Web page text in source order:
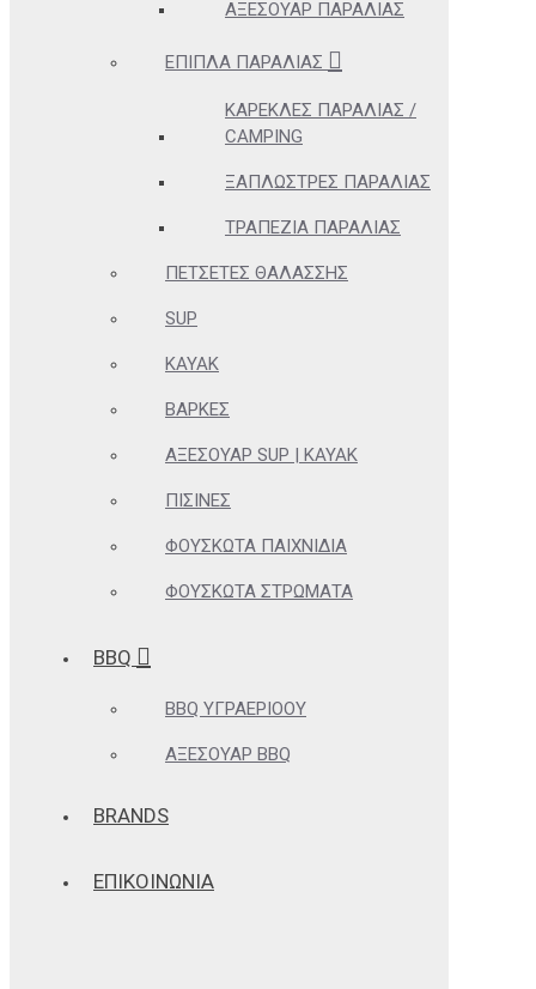
ΑΞΕΣΟΥΆΡ ΠΑΡΑΛΊΑΣ
ΈΠΙΠΛΑ ΠΑΡΑΛΊΑΣ
ΚΑΡΈΚΛΕΣ ΠΑΡΑΛΊΑΣ /
CAMPING
ΞΑΠΛΏΣΤΡΕΣ ΠΑΡΑΛΊΑΣ
ΤΡΑΠΈΖΙΑ ΠΑΡΑΛΊΑΣ
ΠΕΤΣΈΤΕΣ ΘΑΛΆΣΣΗΣ
SUP
KAYAK
ΒΆΡΚΕΣ
ΑΞΕΣΟΥΆΡ SUP | KAYAK
ΠΙΣΊΝΕΣ
ΦΟΥΣΚΩΤΆ ΠΑΙΧΝΊΔΙΑ
ΦΟΥΣΚΩΤΆ ΣΤΡΏΜΑΤΑ
BBQ
BBQ ΥΓΡΑΕΡΊΟΟΥ
ΑΞΕΣΟΥΆΡ BBQ
BRANDS
ΕΠΙΚΟΙΝΩΝΙΑ